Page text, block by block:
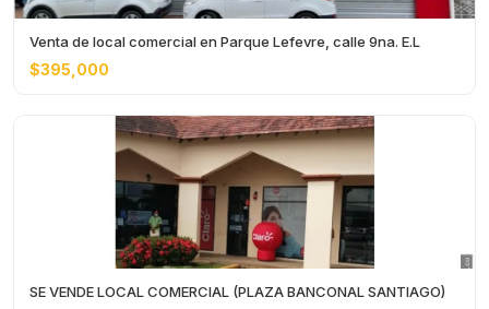
Venta de local comercial en Parque Lefevre, calle 9na. E.L
$395,000
SE VENDE LOCAL COMERCIAL (PLAZA BANCONAL SANTIAGO)